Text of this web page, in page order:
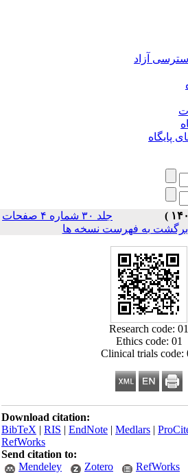
آزاد
جلد ۳۰ شماره ۴ صفحات
به فهرست نسخه ها
Research code:
Ethics code: 01
Clinical trials
Download citation:
BibTeX|RIS|EndNote|Medlars|
RefWorks
Send citation to:
Mendeley
Zotero RefWorks